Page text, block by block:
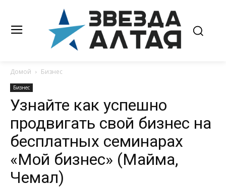
Домой Бизнес
Бизнес
Узнайте как успешно
продвигать свой бизнес на
бесплатных семинарах
«Мой бизнес» (Майма,
Чемал)